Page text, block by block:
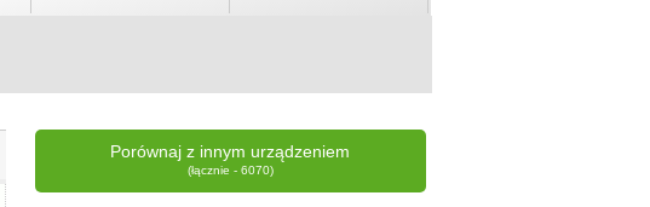
Porównaj z innym urządzeniem
(łącznie - 6070)